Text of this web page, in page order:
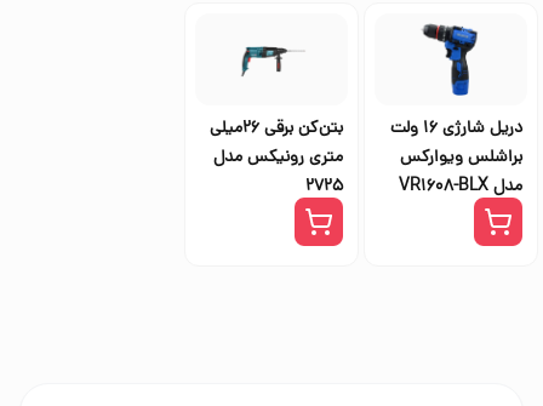
دریل شارژی 16 ولت
براشلس ویوارکس
مدل VR1608-BLX
بتن‌کن برقی 26میلی
متری رونیکس مدل
2725